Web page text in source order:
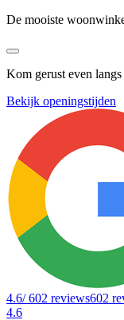
De mooiste
Kom gerust even langs
Bekijk openingstijden
4.6/ 602 reviews602
4.6